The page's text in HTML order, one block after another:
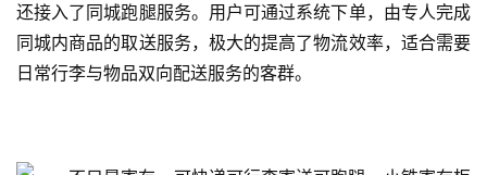
还接入了同城跑腿服务。用户可通过系统下单，由专人完成
同城内商品的取送服务，极大的提高了物流效率，适合需要
日常行李与物品双向配送服务的客群。